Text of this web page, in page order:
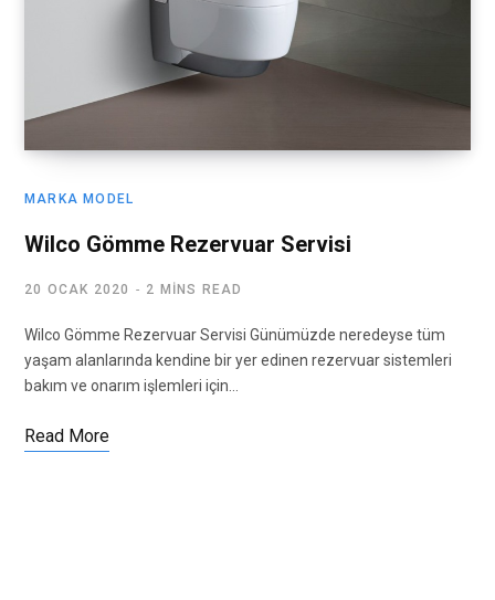
MARKA MODEL
Wilco Gömme Rezervuar Servisi
20 OCAK 2020 2 MINS READ
Wilco Gömme Rezervuar Servisi Günümüzde neredeyse tüm
yaşam alanlarında kendine bir yer edinen rezervuar sistemleri
bakım ve onarım işlemleri için…
Read More